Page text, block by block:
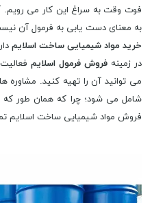
فوت وقت به سراغ این کار می رویم.
به معنای دست یابی به فرمول آن
خرید مواد شیمیایی ساخت اسلایم
در زمینهفروش فرمول اسلایم
می توانید آن را تهیه کنید. مشاوره
شامل می شود؛ چرا که همان طور
فروش مواد شیمیایی ساخت اسلایم